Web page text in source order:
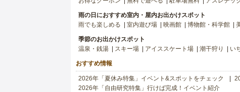
雨の日におすすめ室内・屋内お出かけスポット
雨でも楽しめる
室内遊び場 映画館 博物館・科学館
季節のお出かけスポット
温泉・銭湯
スキー場 アイススケート場 潮干狩り い
おすすめ情報
2026年「夏休み特集」イベント&スポットをチェック
2026年「自由研究特集」行けば完成！イベント紹介